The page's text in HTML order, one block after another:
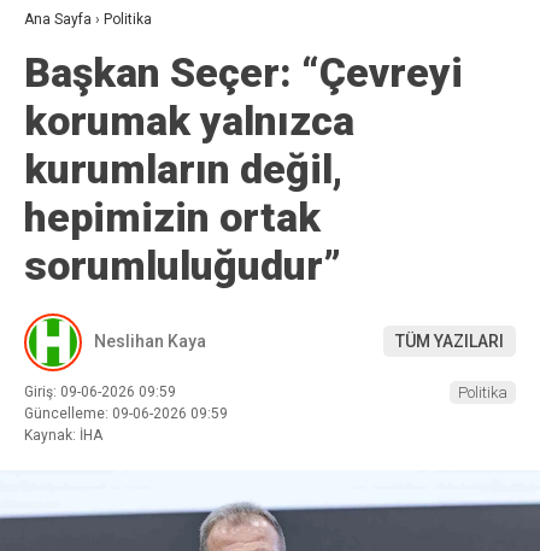
Ana Sayfa › Politika
Başkan Seçer: “Çevreyi
korumak yalnızca
kurumların değil,
hepimizin ortak
sorumluluğudur”
Neslihan Kaya TÜM YAZILARI
Giriş: 09-06-2026 09:59
Güncelleme: 09-06-2026 09:59
Kaynak: İHA
Politika